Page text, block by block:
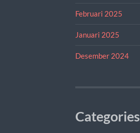
Februari 2025
Januari 2025
Desember 2024
Categories